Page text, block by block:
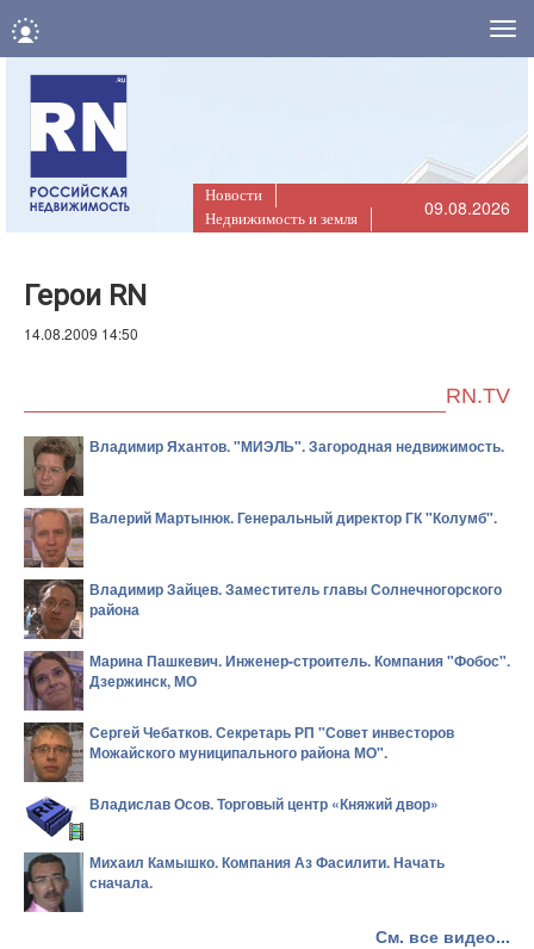
Новости
Недвижимость и земля
09.08.2026
Герои RN
14.08.2009 14:50
RN.TV
Владимир Яхантов. "МИЭЛЬ". Загородная недвижимость.
Валерий Мартынюк. Генеральный директор ГК "Колумб".
Владимир Зайцев. Заместитель главы Солнечногорского
района
Марина Пашкевич. Инженер-строитель. Компания "Фобос".
Дзержинск, МО
Сергей Чебатков. Секретарь РП "Совет инвесторов
Можайского муниципального района МО".
Владислав Осов. Торговый центр «Княжий двор»
Михаил Камышко. Компания Аз Фасилити. Начать
сначала.
См. все видео...